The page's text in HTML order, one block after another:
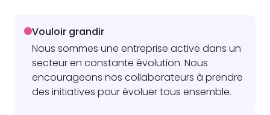
Vouloir grandir
Nous sommes une entreprise active dans un
secteur en constante évolution. Nous
encourageons nos collaborateurs à prendre
des initiatives pour évoluer tous ensemble.